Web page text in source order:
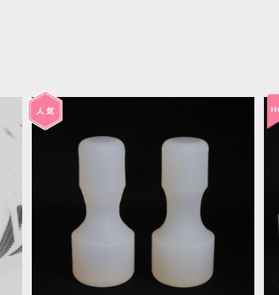
『ほぐセル』1セット（2個）＋『ほぐセル
エクササイズ』動画（21本）閲覧PASS
¥3,850